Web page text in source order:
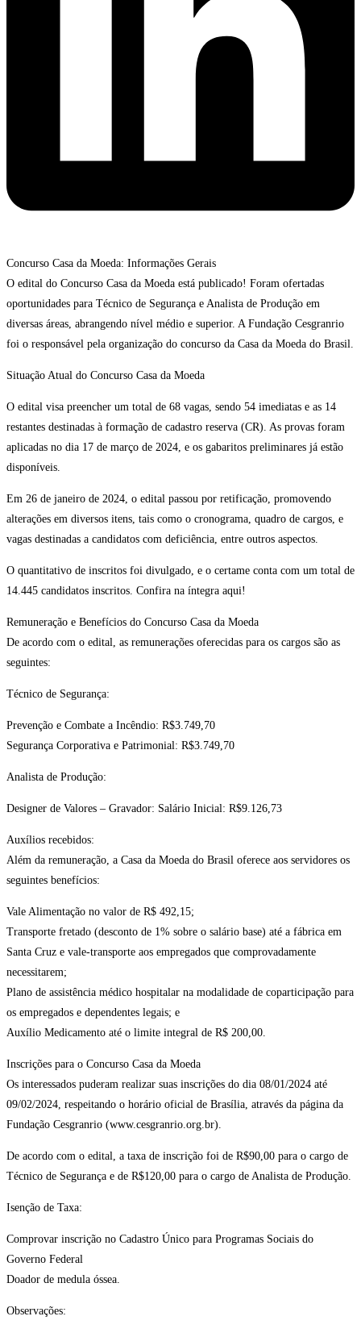
Concurso Casa da Moeda: Informações Gerais
O edital do Concurso Casa da Moeda está publicado! Foram ofertadas
oportunidades para Técnico de Segurança e Analista de Produção em
diversas áreas, abrangendo nível médio e superior. A Fundação Cesgranrio
foi o responsável pela organização do concurso da Casa da Moeda do Brasil.
Situação Atual do Concurso Casa da Moeda
O edital visa preencher um total de 68 vagas, sendo 54 imediatas e as 14
restantes destinadas à formação de cadastro reserva (CR). As provas foram
aplicadas no dia 17 de março de 2024, e os gabaritos preliminares já estão
disponíveis.
Em 26 de janeiro de 2024, o edital passou por retificação, promovendo
alterações em diversos itens, tais como o cronograma, quadro de cargos, e
vagas destinadas a candidatos com deficiência, entre outros aspectos.
O quantitativo de inscritos foi divulgado, e o certame conta com um total de
14.445 candidatos inscritos. Confira na íntegra aqui!
Remuneração e Benefícios do Concurso Casa da Moeda
De acordo com o edital, as remunerações oferecidas para os cargos são as
seguintes:
Técnico de Segurança:
Prevenção e Combate a Incêndio: R$3.749,70
Segurança Corporativa e Patrimonial: R$3.749,70
Analista de Produção:
Designer de Valores – Gravador: Salário Inicial: R$9.126,73
Auxílios recebidos:
Além da remuneração, a Casa da Moeda do Brasil oferece aos servidores os
seguintes benefícios:
Vale Alimentação no valor de R$ 492,15;
Transporte fretado (desconto de 1% sobre o salário base) até a fábrica em
Santa Cruz e vale-transporte aos empregados que comprovadamente
necessitarem;
Plano de assistência médico hospitalar na modalidade de coparticipação para
os empregados e dependentes legais; e
Auxílio Medicamento até o limite integral de R$ 200,00.
Inscrições para o Concurso Casa da Moeda
Os interessados puderam realizar suas inscrições do dia 08/01/2024 até
09/02/2024, respeitando o horário oficial de Brasília, através da página da
Fundação Cesgranrio (www.cesgranrio.org.br).
De acordo com o edital, a taxa de inscrição foi de R$90,00 para o cargo de
Técnico de Segurança e de R$120,00 para o cargo de Analista de Produção.
Isenção de Taxa:
Comprovar inscrição no Cadastro Único para Programas Sociais do
Governo Federal
Doador de medula óssea.
Observações: